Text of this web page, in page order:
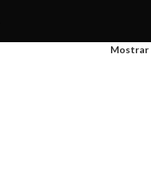
Mostrar